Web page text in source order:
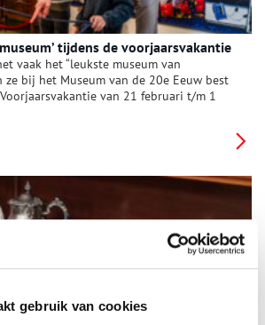
gebruik van cookies
tijdens de voorjaarsvakantie
vaak het “leukste museum van
ze bij het Museum van de 20e Eeuw best
van 21 februari t/m 1
er bouwen met heel veel